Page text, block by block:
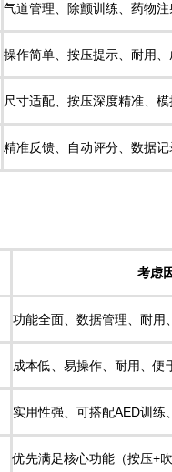
气道管理、除颤训练、药物
操作简单、按压提示、耐用、
尺寸适配、按压深度精准、
精准反馈、自动评分、数据
考虑
功能全面、数据管理、耐用
成本低、易操作、耐用、便
实用性强、可搭配AED训练
优先满足核心功能（按压+